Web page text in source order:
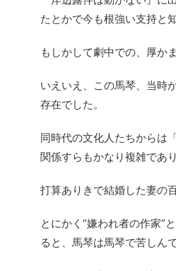
たとかで今も根強い支持と
もしかして劇中での、厚か
いえいえ、この馬琴、当時
存在でした。
同時代の文化人たちからは
関係すらもかなり複雑であ
打算ありきで結婚した妻の
とにかく“嫌われ者の作家”
ると、馬琴は馬琴で苦しん